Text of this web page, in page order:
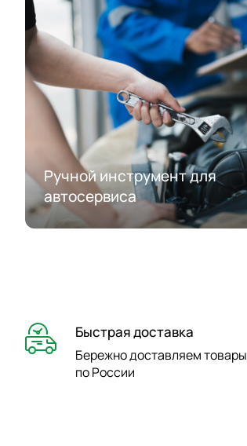
Ручной инструмент для
автосервиса
Быстрая доставка
Бережно доставляем товары
по России